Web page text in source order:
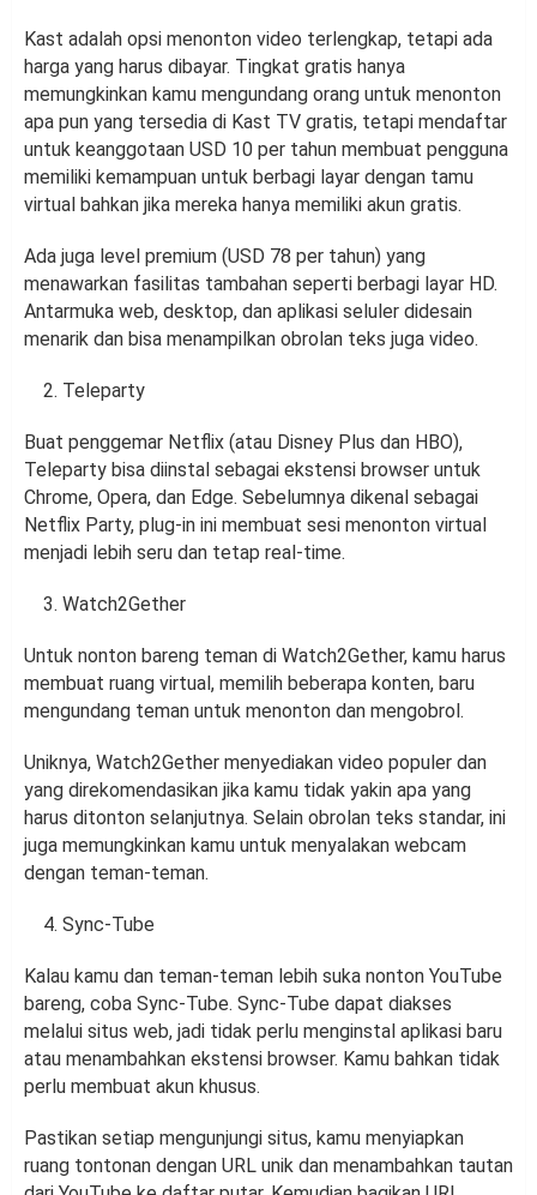
Kast adalah opsi menonton video terlengkap, tetapi ada
harga yang harus dibayar. Tingkat gratis hanya
memungkinkan kamu mengundang orang untuk menonton
apa pun yang tersedia di Kast TV gratis, tetapi mendaftar
untuk keanggotaan USD 10 per tahun membuat pengguna
memiliki kemampuan untuk berbagi layar dengan tamu
virtual bahkan jika mereka hanya memiliki akun gratis.
Ada juga level premium (USD 78 per tahun) yang
menawarkan fasilitas tambahan seperti berbagi layar HD.
Antarmuka web, desktop, dan aplikasi seluler didesain
menarik dan bisa menampilkan obrolan teks juga video.
Teleparty
Buat penggemar Netflix (atau Disney Plus dan HBO),
Teleparty bisa diinstal sebagai ekstensi browser untuk
Chrome, Opera, dan Edge. Sebelumnya dikenal sebagai
Netflix Party, plug-in ini membuat sesi menonton virtual
menjadi lebih seru dan tetap real-time.
Watch2Gether
Untuk nonton bareng teman di Watch2Gether, kamu harus
membuat ruang virtual, memilih beberapa konten, baru
mengundang teman untuk menonton dan mengobrol.
Uniknya, Watch2Gether menyediakan video populer dan
yang direkomendasikan jika kamu tidak yakin apa yang
harus ditonton selanjutnya. Selain obrolan teks standar, ini
juga memungkinkan kamu untuk menyalakan webcam
dengan teman-teman.
Sync-Tube
Kalau kamu dan teman-teman lebih suka nonton YouTube
bareng, coba Sync-Tube. Sync-Tube dapat diakses
melalui situs web, jadi tidak perlu menginstal aplikasi baru
atau menambahkan ekstensi browser. Kamu bahkan tidak
perlu membuat akun khusus.
Pastikan setiap mengunjungi situs, kamu menyiapkan
ruang tontonan dengan URL unik dan menambahkan tautan